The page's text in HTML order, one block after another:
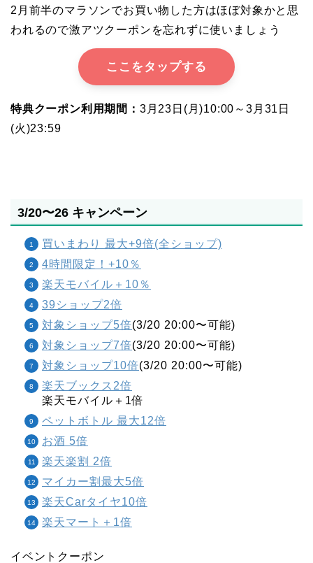
2月前半のマラソンでお買い物した方はほぼ対象かと思
われるので激アツクーポンを忘れずに使いましょう
ここをタップする
特典クーポン利用期間： 3月23日(月)10:00～3月31日
(火)23:59
3/20〜26 キャンペーン
買いまわり 最大+9倍(全ショップ)
4時間限定！+10％
楽天モバイル＋10％
39ショップ2倍
対象ショップ5倍(3/20 20:00〜可能)
対象ショップ7倍(3/20 20:00〜可能)
対象ショップ10倍(3/20 20:00〜可能)
楽天ブックス2倍
楽天モバイル＋1倍
ペットボトル 最大12倍
お酒 5倍
楽天楽割 2倍
マイカー割最大5倍
楽天Carタイヤ10倍
楽天マート＋1倍
イベントクーポン